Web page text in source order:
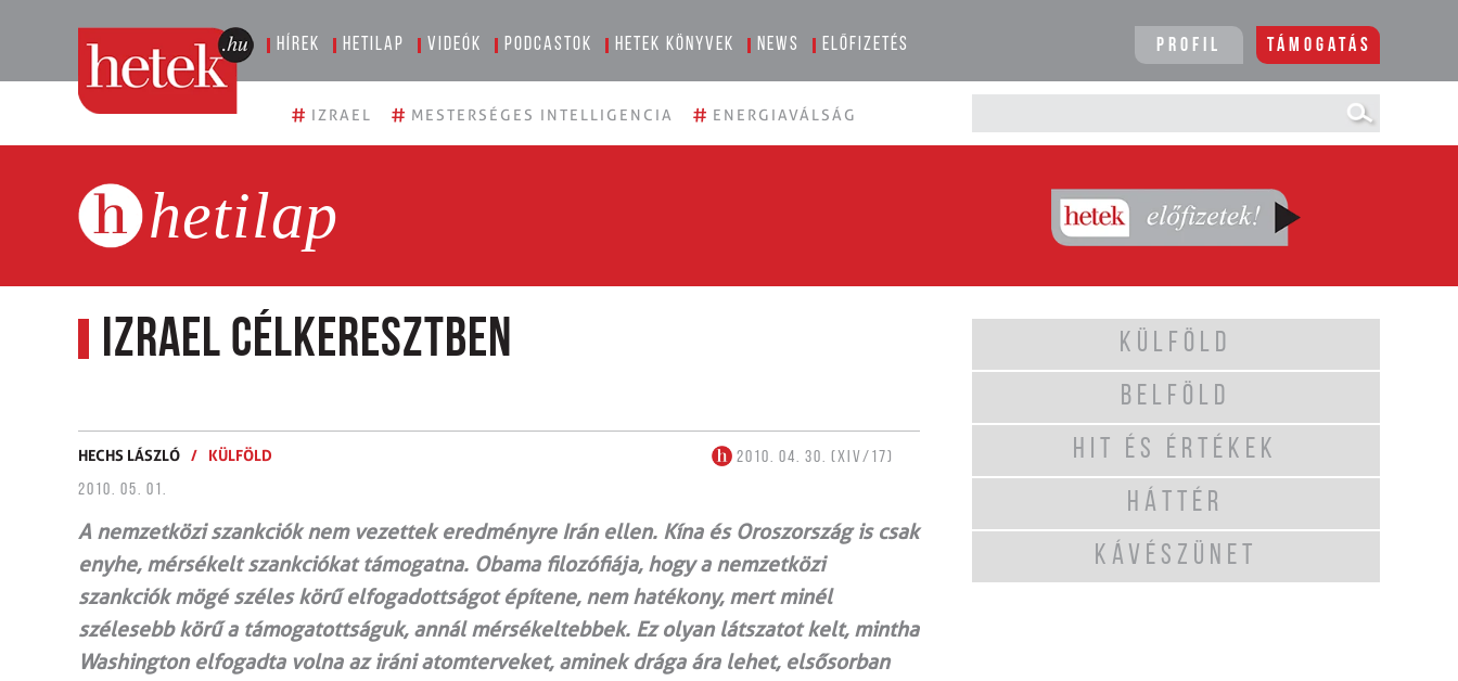
Hírek Hetilap Videók Podcastok Hetek könyvek News Előfizetés Profil Támogatás
# IZRAEL # MESTERSÉGES INTELLIGENCIA # ENERGIAVÁLSÁG
hetilap
Izrael célkeresztben
HECHS LÁSZLÓ / KÜLFÖLD
2010. 04. 30. (XIV/17)
2010. 05. 01.
A nemzetközi szankciók nem vezettek eredményre Irán ellen. Kína és Oroszország is csak
enyhe, mérsékelt szankciókat támogatna. Obama filozófiája, hogy a nemzetközi
szankciók mögé széles körű elfogadottságot építene, nem hatékony, mert minél
szélesebb körű a támogatottságuk, annál mérsékeltebbek. Ez olyan látszatot kelt, mintha
Washington elfogadta volna az iráni atomterveket, aminek drága ára lehet, elsősorban
KÜLFÖLD
BELFÖLD
HIT ÉS ÉRTÉKEK
HÁTTÉR
KÁVÉSZÜNET